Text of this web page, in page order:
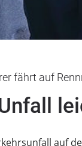
fährt auf
auf